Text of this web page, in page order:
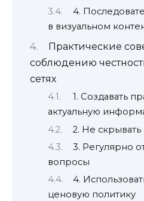
4.
в визуальном
Практические
соблюдению
сетях
1. Создавать
актуальную
2. Не скрывать
3. Регулярно
вопросы
4.
ценовую политику